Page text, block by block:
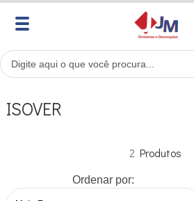
ISOVER
2
Ordenar por: